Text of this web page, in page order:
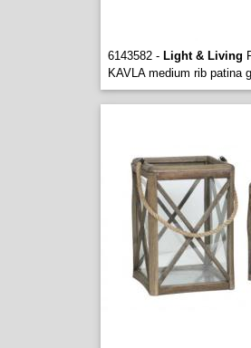
6143582 - Light & Living
KAVLA medium rib patina